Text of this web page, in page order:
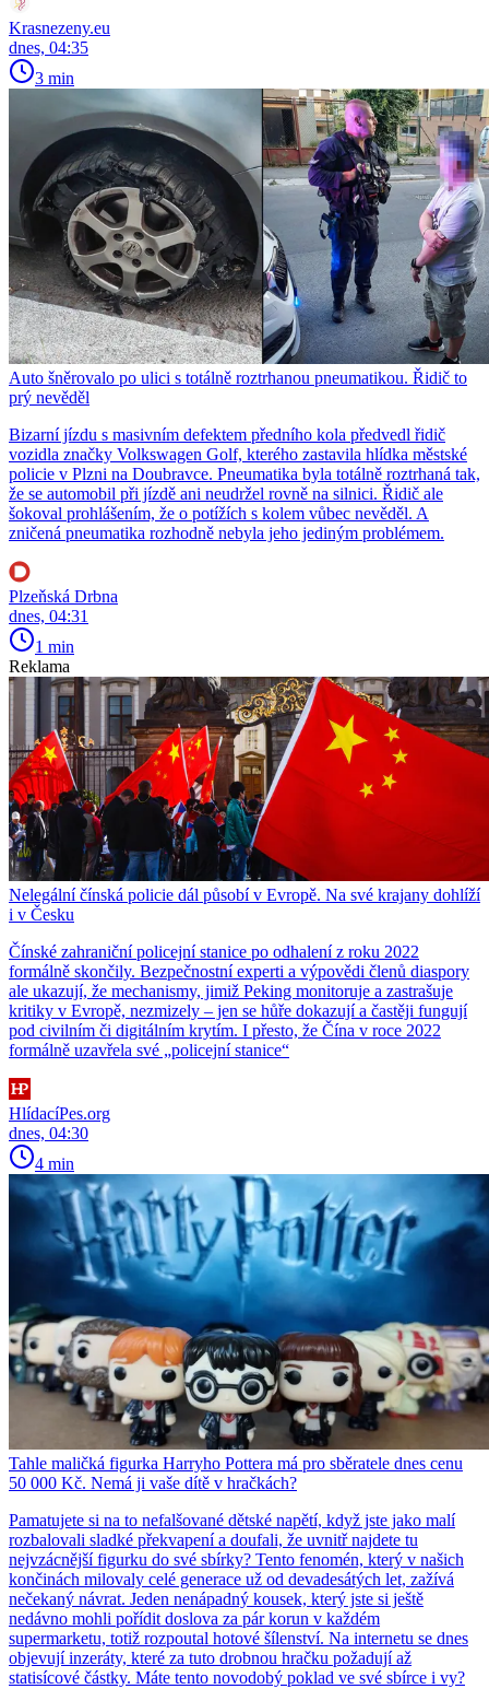
Krasnezeny.eu
dnes, 04:35
3 min
Auto šněrovalo po ulici s totálně roztrhanou pneumatikou. Řidič to
prý nevěděl
Bizarní jízdu s masivním defektem předního kola předvedl řidič
vozidla značky Volkswagen Golf, kterého zastavila hlídka městské
policie v Plzni na Doubravce. Pneumatika byla totálně roztrhaná tak,
že se automobil při jízdě ani neudržel rovně na silnici. Řidič ale
šokoval prohlášením, že o potížích s kolem vůbec nevěděl. A
zničená pneumatika rozhodně nebyla jeho jediným problémem.
Plzeňská Drbna
dnes, 04:31
1 min
Reklama
Nelegální čínská policie dál působí v Evropě. Na své krajany dohlíží
i v Česku
Čínské zahraniční policejní stanice po odhalení z roku 2022
formálně skončily. Bezpečnostní experti a výpovědi členů diaspory
ale ukazují, že mechanismy, jimiž Peking monitoruje a zastrašuje
kritiky v Evropě, nezmizely – jen se hůře dokazují a častěji fungují
pod civilním či digitálním krytím. I přesto, že Čína v roce 2022
formálně uzavřela své „policejní stanice“
HlídacíPes.org
dnes, 04:30
4 min
Tahle maličká figurka Harryho Pottera má pro sběratele dnes cenu
50 000 Kč. Nemá ji vaše dítě v hračkách?
Pamatujete si na to nefalšované dětské napětí, když jste jako malí
rozbalovali sladké překvapení a doufali, že uvnitř najdete tu
nejvzácnější figurku do své sbírky? Tento fenomén, který v našich
končinách milovaly celé generace už od devadesátých let, zažívá
nečekaný návrat. Jeden nenápadný kousek, který jste si ještě
nedávno mohli pořídit doslova za pár korun v každém
supermarketu, totiž rozpoutal hotové šílenství. Na internetu se dnes
objevují inzeráty, které za tuto drobnou hračku požadují až
statisícové částky. Máte tento novodobý poklad ve své sbírce i vy?